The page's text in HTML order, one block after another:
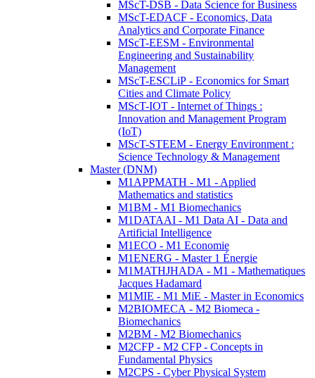
MScT-DSB - Data Science for Business
MScT-EDACF - Economics, Data
Analytics and Corporate Finance
MScT-EESM - Environmental
Engineering and Sustainability
Management
MScT-ESCLiP - Economics for Smart
Cities and Climate Policy
MScT-IOT - Internet of Things :
Innovation and Management Program
(IoT)
MScT-STEEM - Energy Environment :
Science Technology & Management
Master (DNM)
M1APPMATH - M1 - Applied
Mathematics and statistics
M1BM - M1 Biomechanics
M1DATAAI - M1 Data AI - Data and
Artificial Intelligence
M1ECO - M1 Economie
M1ENERG - Master 1 Énergie
M1MATHJHADA - M1 - Mathematiques
Jacques Hadamard
M1MIE - M1 MiE - Master in Economics
M2BIOMECA - M2 Biomeca -
Biomechanics
M2BM - M2 Biomechanics
M2CFP - M2 CFP - Concepts in
Fundamental Physics
M2CPS - Cyber Physical System